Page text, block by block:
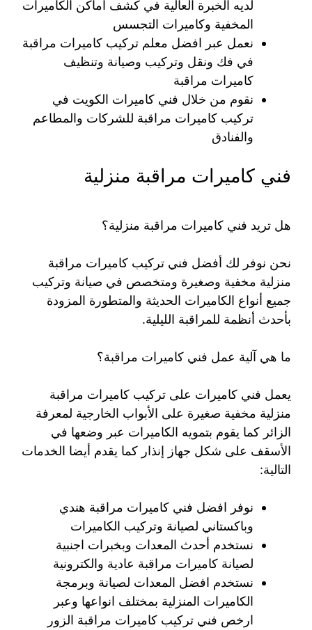
لديه الخبرة العالية في كشف اماكن الكاميرات
المخفية وكاميرات التجسس
نعمل عبر افضل معلم تركيب كاميرات مراقبة
في فك ونقل وتركيب وصيانة وتنظيف
كاميرات مراقبة
نقوم من خلال فني كاميرات الكويت في
تركيب كاميرات مراقبة للشركات والمطاعم
والفنادق
فني كاميرات مراقبة منزلية
هل تريد فني كاميرات مراقبة منزلية؟
نحن نوفر لك أفضل فني تركيب كاميرات مراقبة
منزلية مخفية وصغيرة ومتخصص في صيانة وتركيب
جميع أنواع الكاميرات الحديثة والمتطورة المزودة
بأحدث أنظمة للمراقبة الليلية.
ما هي آلية عمل فني كاميرات مراقبة؟
يعمل فني كاميرات على تركيب كاميرات مراقبة
منزلية مخفية صغيرة على الأبواب الخارجية لمعرفة
الزائر كما يقوم بتمويه الكاميرات عبر وضعها في
الأسقف على شكل جهاز إنذار كما يقدم أيضا الخدمات
التالية:
نوفر افضل فني كاميرات مراقبة هندي
وباكستاني لصيانة وتركيب الكاميرات
نستخدم أحدث المعدات وبخبرات اجنبية
لصيانة كاميرات مراقبة عادية والكترونية
نستخدم افضل المعدات لصيانة وبرمجة
الكاميرات المنزلية بمختلف انواعها وعبر
ارخص فني تركيب كاميرات مراقبة الزور